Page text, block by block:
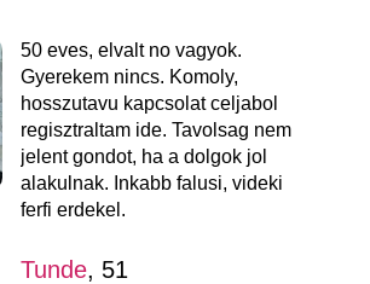
50 eves, elvalt no vagyok.
Gyerekem nincs. Komoly,
hosszutavu kapcsolat celjabol
regisztraltam ide. Tavolsag nem
jelent gondot, ha a dolgok jol
alakulnak. Inkabb falusi, videki
ferfi erdekel.
Tunde, 51